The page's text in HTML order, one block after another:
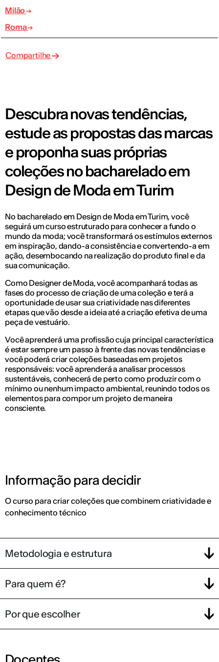
Milão
Roma
Compartilhe
Descubra novas tendências,
estude as propostas das marcas
e proponha suas próprias
coleções no bacharelado em
Design de Moda em Turim
No bacharelado em Design de Moda em Turim, você
seguirá um curso estruturado para conhecer a fundo o
mundo da moda; você transformará os estímulos externos
em inspiração, dando-a consistência e convertendo-a em
ação, desembocando na realização do produto final e da
sua comunicação.
Como Designer de Moda, você acompanhará todas as
fases do processo de criação de uma coleção e terá a
oportunidade de usar sua criatividade nas diferentes
etapas que vão desde a ideia até a criação efetiva de uma
peça de vestuário.
Você aprenderá uma profissão cuja principal característica
é estar sempre um passo à frente das novas tendências e
você poderá criar coleções baseadas em projetos
responsáveis: você aprenderá a analisar processos
sustentáveis, conhecerá de perto como produzir com o
mínimo ou nenhum impacto ambiental, reunindo todos os
elementos para compor um projeto de maneira
consciente.
Informação para decidir
O curso para criar coleções que combinem criatividade e
conhecimento técnico
Metodologia e estrutura
Para quem é?
Por que escolher